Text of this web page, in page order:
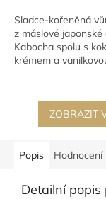
Sladce-kořeněná
z máslové japonské
Kabocha spolu s
krémem a
ZOBRAZIT
Popis Hodnocení
Detailní popis